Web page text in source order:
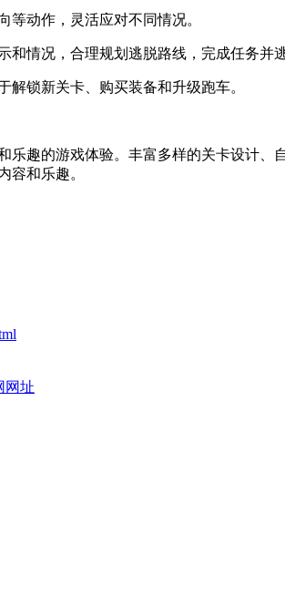
等动作，灵活应对不同情况。
情况，合理规划逃脱路线，完成任务并
锁新关卡、购买装备和升级跑车。
乐趣的游戏体验。丰富多样的关卡设计
容和乐趣。
网址